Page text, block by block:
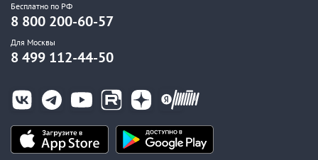
Бесплатно по РФ
8 800 200-60-57
Для Москвы
8 499 112-44-50